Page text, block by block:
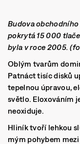
Budova
pokrytá 15 000
byla v roce 2005.
Oblým tvarům
Patnáct tisíc disků
tepelnou úpravou,
světlo. Eloxováním
neoxiduje.
Hliník tvoří lehkou
mým pohybem